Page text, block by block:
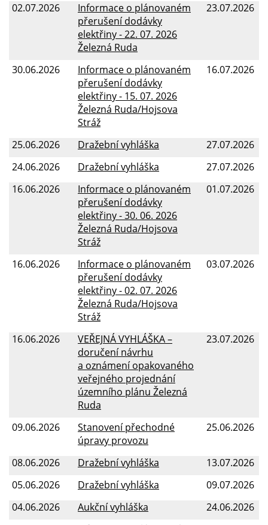
02.07.2026
23.07.2026
Informace o plánovaném
přerušení dodávky
elektřiny - 22. 07. 2026
Železná Ruda
30.06.2026
16.07.2026
Informace o plánovaném
přerušení dodávky
elektřiny - 15. 07. 2026
Železná Ruda/Hojsova
Stráž
25.06.2026
27.07.2026
Dražební vyhláška
24.06.2026
27.07.2026
Dražební vyhláška
16.06.2026
01.07.2026
Informace o plánovaném
přerušení dodávky
elektřiny - 30. 06. 2026
Železná Ruda/Hojsova
Stráž
16.06.2026
03.07.2026
Informace o plánovaném
přerušení dodávky
elektřiny - 02. 07. 2026
Železná Ruda/Hojsova
Stráž
16.06.2026
23.07.2026
VEŘEJNÁ VYHLÁŠKA –
doručení návrhu
a oznámení opakovaného
veřejného projednání
územního plánu Železná
Ruda
09.06.2026
25.06.2026
Stanovení přechodné
úpravy provozu
08.06.2026
13.07.2026
Dražební vyhláška
05.06.2026
09.07.2026
Dražební vyhláška
04.06.2026
24.06.2026
Aukční vyhláška